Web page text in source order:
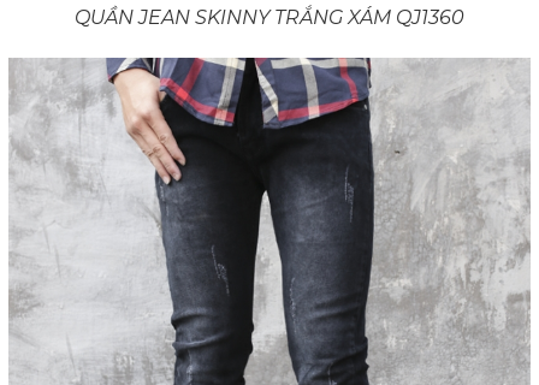
QUẦN JEAN SKINNY TRẮNG XÁM QJ1360